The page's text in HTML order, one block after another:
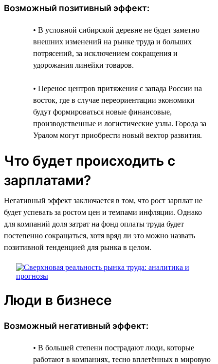
Возможный позитивный эффект:
• В условной сибирской деревне не будет заметно
внешних изменений на рынке труда и больших
потрясений, за исключением сокращения и
удорожания линейки товаров.
• Перенос центров притяжения с запада России на
восток, где в случае переориентации экономики
будут формироваться новые финансовые,
производственные и логистические узлы. Города за
Уралом могут приобрести новый вектор развития.
Что будет происходить с
зарплатами?
Негативный эффект заключается в том, что рост зарплат не
будет успевать за ростом цен и темпами инфляции. Однако
для компаний доля затрат на фонд оплаты труда будет
постепенно сокращаться, хотя вряд ли это можно назвать
позитивной тенденцией для рынка в целом.
Люди в бизнесе
Возможный негативный эффект:
• В большей степени пострадают люди, которые
работают в компаниях, тесно вплетённых в мировую